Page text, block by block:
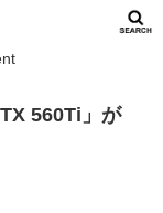
560Ti」が